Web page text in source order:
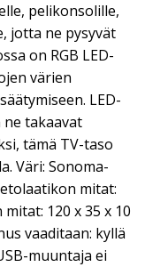
pelikonsolille,
jotta ne pysyvät
on RGB LED-
värien
LED-
takaavat
tämä TV-taso
Väri: Sonoma-
mitat:
mitat: 120 x 35 x 10
vaaditaan: kyllä
muuntaja ei